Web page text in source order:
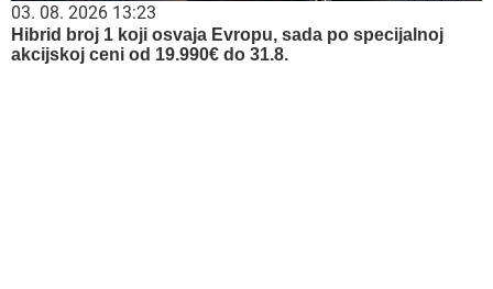
03. 08. 2026 13:23
Hibrid broj 1 koji osvaja Evropu, sada po specijalnoj
akcijskoj ceni od 19.990€ do 31.8.